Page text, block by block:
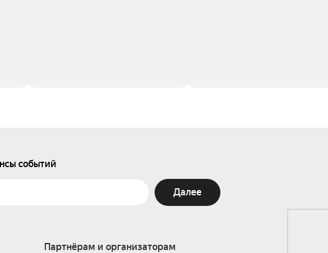
событий
Далее
Партнёрам и организаторам